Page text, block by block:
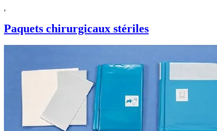
,
Paquets chirurgicaux stériles